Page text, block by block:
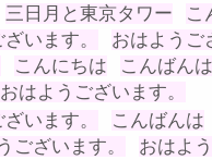
三日月と東京タワー
こ
います。
おはようご
こんにちは
こんばんは
おはようございます。
います。
こんばんは
ございます。
おはよ